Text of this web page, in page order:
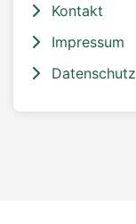
Kontakt
Impressum
Datenschutz